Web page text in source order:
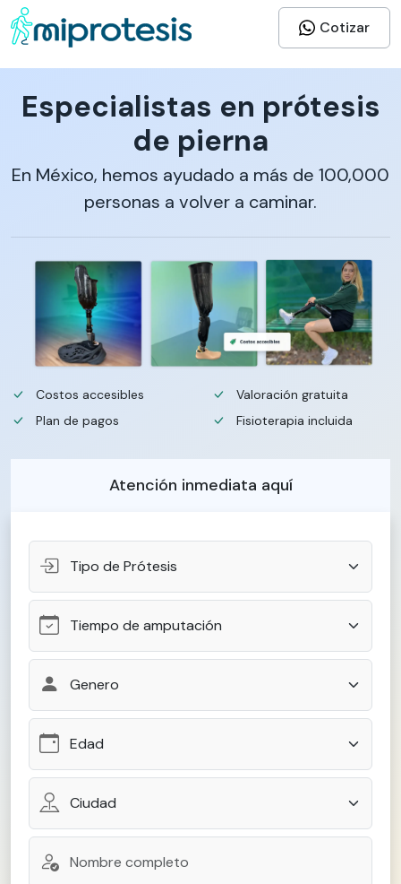
Cotizar
Especialistas en prótesis
de pierna
En México, hemos ayudado a más de 100,000
personas a volver a caminar.
Costos accesibles
Plan de pagos
Valoración gratuita
Fisioterapia incluida
Atención inmediata aquí